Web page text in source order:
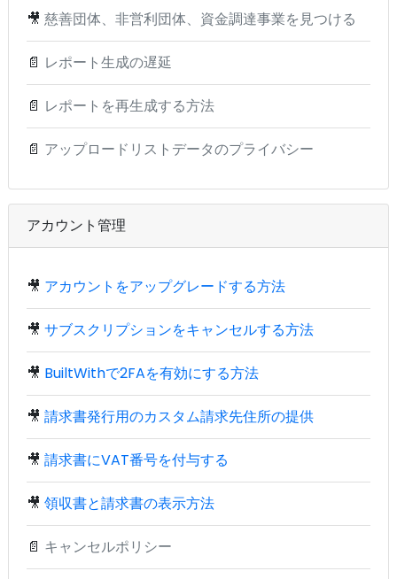
🎥 慈善団体、非営利団体、資金調達事業を見つける
📄 レポート生成の遅延
📄 レポートを再生成する方法
📄 アップロードリストデータのプライバシー
アカウント管理
🎥 アカウントをアップグレードする方法
🎥 サブスクリプションをキャンセルする方法
🎥 BuiltWithで2FAを有効にする方法
🎥 請求書発行用のカスタム請求先住所の提供
🎥 請求書にVAT番号を付与する
🎥 領収書と請求書の表示方法
📄 キャンセルポリシー